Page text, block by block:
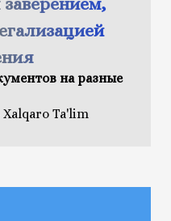
на разные
Ta'lim